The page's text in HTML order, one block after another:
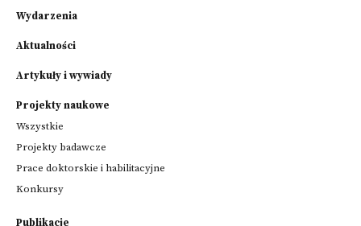
Wydarzenia
Aktualności
Artykuły i wywiady
Projekty naukowe
Wszystkie
Projekty badawcze
Prace doktorskie i habilitacyjne
Konkursy
Publikacje